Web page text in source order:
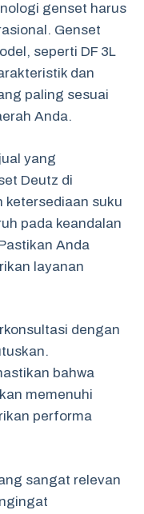
genset harus
Genset
seperti DF 3L
dan
paling sesuai
Anda.
yang
Deutz di
ketersediaan suku
pada keandalan
Anda
layanan
dengan
bahwa
memenuhi
performa
sangat relevan